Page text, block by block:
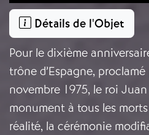
Détails de l'Objet
Pour le dixième
trône d’Espagne,
novembre 1975, le roi
monument à tous les
réalité, la cérémonie